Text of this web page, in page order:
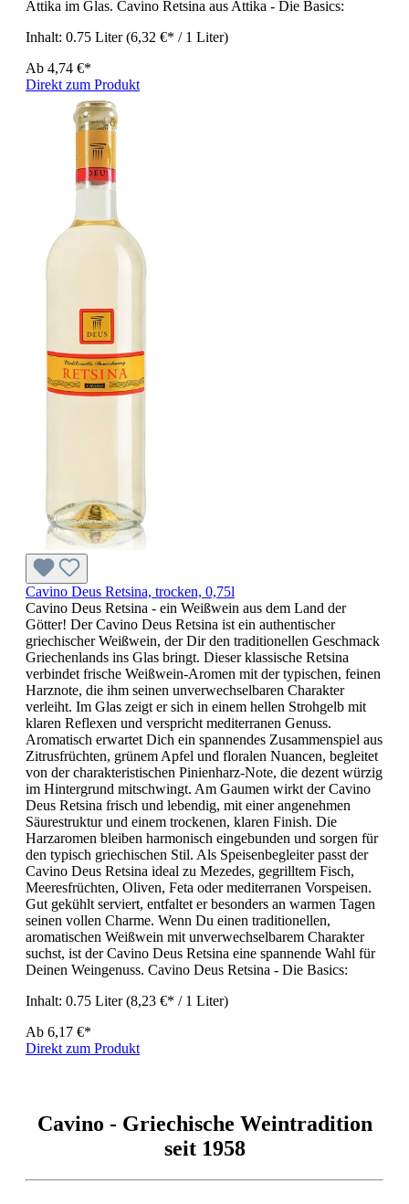
Attika im Glas. Cavino Retsina aus Attika - Die Basics:
Inhalt: 0.75 Liter(6,32 €* / 1 Liter)
Ab 4,74 €*
Direkt zum Produkt
Cavino Deus Retsina, trocken, 0,75l
Cavino Deus Retsina - ein Weißwein aus dem Land der
Götter! Der Cavino Deus Retsina ist ein authentischer
griechischer Weißwein, der Dir den traditionellen Geschmack
Griechenlands ins Glas bringt. Dieser klassische Retsina
verbindet frische Weißwein-Aromen mit der typischen, feinen
Harznote, die ihm seinen unverwechselbaren Charakter
verleiht. Im Glas zeigt er sich in einem hellen Strohgelb mit
klaren Reflexen und verspricht mediterranen Genuss.
Aromatisch erwartet Dich ein spannendes Zusammenspiel aus
Zitrusfrüchten, grünem Apfel und floralen Nuancen, begleitet
von der charakteristischen Pinienharz-Note, die dezent würzig
im Hintergrund mitschwingt. Am Gaumen wirkt der Cavino
Deus Retsina frisch und lebendig, mit einer angenehmen
Säurestruktur und einem trockenen, klaren Finish. Die
Harzaromen bleiben harmonisch eingebunden und sorgen für
den typisch griechischen Stil. Als Speisenbegleiter passt der
Cavino Deus Retsina ideal zu Mezedes, gegrilltem Fisch,
Meeresfrüchten, Oliven, Feta oder mediterranen Vorspeisen.
Gut gekühlt serviert, entfaltet er besonders an warmen Tagen
seinen vollen Charme. Wenn Du einen traditionellen,
aromatischen Weißwein mit unverwechselbarem Charakter
suchst, ist der Cavino Deus Retsina eine spannende Wahl für
Deinen Weingenuss. Cavino Deus Retsina - Die Basics:
Inhalt: 0.75 Liter(8,23 €* / 1 Liter)
Ab 6,17 €*
Direkt zum Produkt
Cavino - Griechische Weintradition
seit 1958